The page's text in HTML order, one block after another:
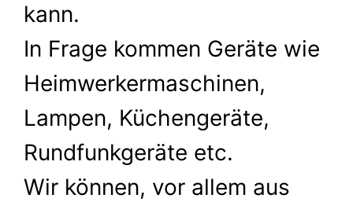
kann.
In Frage kommen Geräte wie
Heimwerkermaschinen,
Lampen, Küchengeräte,
Rundfunkgeräte etc.
Wir können, vor allem aus